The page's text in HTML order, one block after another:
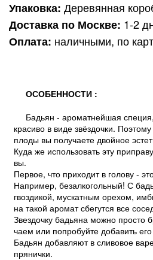
Упаковка: Деревянная
Доставка по Москве: 1-2
Оплата: наличными, по
ОСОБЕННОСТИ :
Бадьян - ароматнейшая
красиво в виде звёздочки.
плоды вы получаете двойное
Куда же использовать эту
вы.
Первое, что приходит в голову -
Например, безалкогольный! С
гвоздикой, мускатным орехом,
на такой аромат сбегутся все
Звездочку бадьяна можно просто
чаем или попробуйте добавить
Бадьян добавляют в сливовое
прянички.